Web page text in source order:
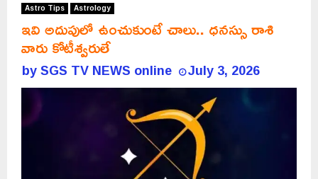
Astro Tips Astrology
ఇవి అదుపులో ఉంచుకుంటే చాలు.. ధనస్సు రాశి
వారు కోటీశ్వరులే
bySGS TV NEWS online July 3, 2026